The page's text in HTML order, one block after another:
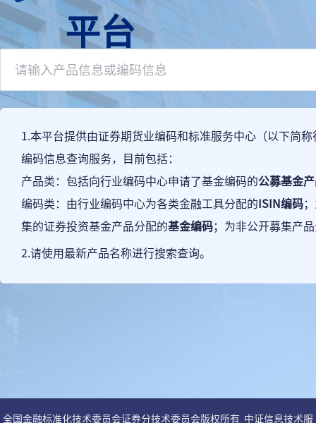
平台
1.本平台提供由证券期货业编码和标准服务中心（以下简
编码信息查询服务，目前包括：
产品类：包括向行业编码中心申请了基金编码的公募基金
编码类：由行业编码中心为各类金融工具分配的 ISIN编码
集的证券投资基金产品分配的基金编码；为非公开募集产
2.请使用最新产品名称进行搜索查询。
全国金融标准化技术委员会证券分技术委员会版权所有 中证信息技术服